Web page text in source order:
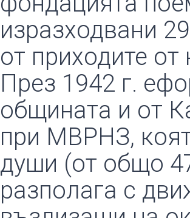
изразходвани
от приходите
През 1942 г.
общината и от
при МВРНЗ,
души (от общо
разполага с